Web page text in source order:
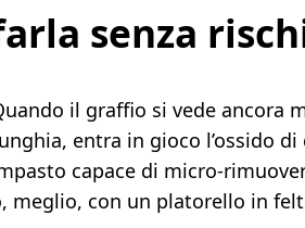
senza
il graffio si vede ancora
entra in gioco l’ossido
capace di micro-
meglio, con un platorello in